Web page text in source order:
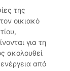
της
οικιακό
για τη
ακολουθεί
από